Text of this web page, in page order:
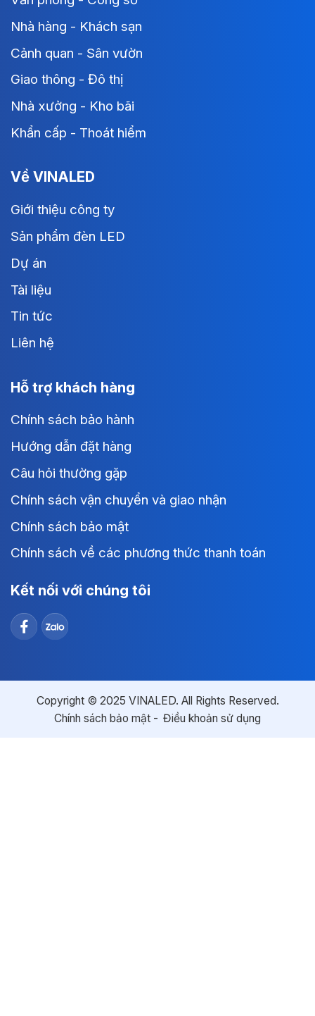
Nhà hàng - Khách sạn
Cảnh quan - Sân vườn
Giao thông - Đô thị
Nhà xưởng - Kho bãi
Khẩn cấp - Thoát hiểm
Về VINALED
Giới thiệu công ty
Sản phẩm đèn LED
Dự án
Tài liệu
Tin tức
Liên hệ
Hỗ trợ khách hàng
Chính sách bảo hành
Hướng dẫn đặt hàng
Câu hỏi thường gặp
Chính sách vận chuyển và giao nhận
Chính sách bảo mật
Chính sách về các phương thức thanh toán
Kết nối với chúng tôi
Copyright © 2025 VINALED. All Rights Reserved.
Chính sách bảo mật
Điều khoản sử dụng